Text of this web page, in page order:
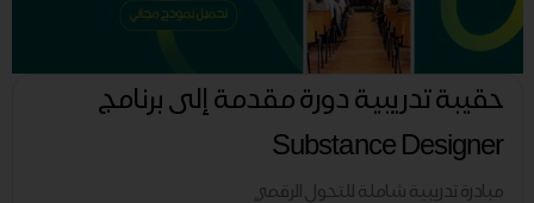
حقيبة تدريبية دورة مقدمة إلى برنامج
Substance Designer
مبادرة تدريبية شاملة للتحول الرقمي